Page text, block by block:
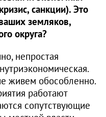
санкции). Это
земляков,
округа?
непростая
живем обособленно.
работают
сопутствующие